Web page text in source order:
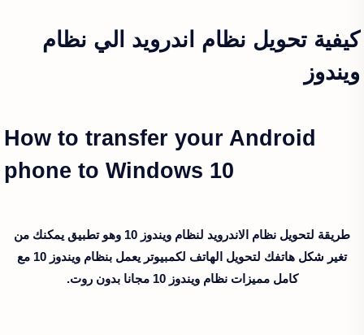
كيفية تحويل نظام اندرويد الي نظام
ويندوز
How to transfer your Android
phone to Windows 10
طريقة لتحويل نظام الاندرويد لنظام ويندوز 10 وهو تطبيق يمكنك من
تغير شكل هاتفك لتحويل الهاتف لكمبيوتر يعمل بنظام ويندوز 10 مع
كامل مميزات نظام ويندوز 10 مجانا بدون روت.